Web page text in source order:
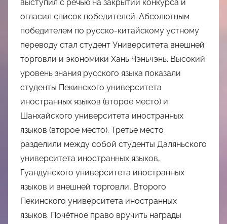
выступил с речью на закрытии конкурса и
огласил список победителей. Абсолютным
победителем по русско-китайскому устному
переводу стал студент Университета внешней
торговли и экономики Хань Чэньчэнь. Высокий
уровень знания русского языка показали
студенты Пекинского университета
иностранных языков (второе место) и
Шанхайского университета иностранных
языков (второе место). Третье место
разделили между собой студенты Даляньского
университета иностранных языков,
Гуандунского университета иностранных
языков и внешней торговли, Второго
Пекинского университета иностранных
языков. Почётное право вручить награды